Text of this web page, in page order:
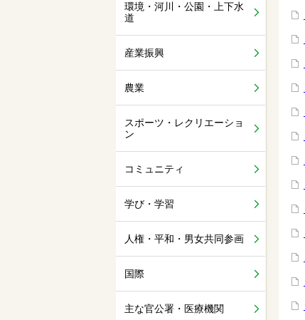
環境・河川・公園・上下水
道
産業振興
農業
スポーツ・レクリエーショ
ン
コミュニティ
学び・学習
人権・平和・男女共同参画
国際
主な官公署・医療機関